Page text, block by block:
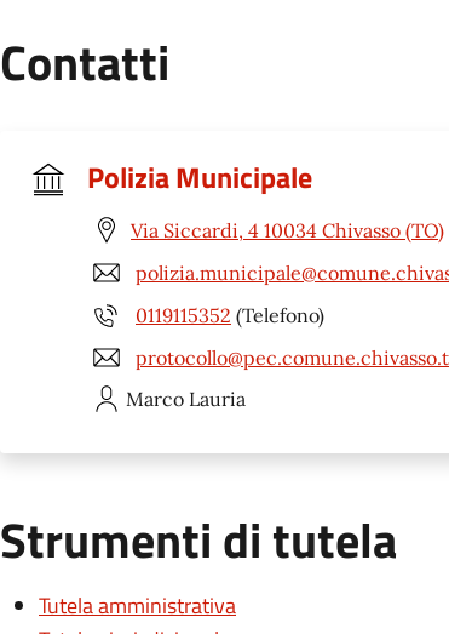
Contatti
Polizia Municipale
Via Siccardi, 4 10034 Chivasso (TO)
0119115352 (Telefono)
Marco Lauria
Strumenti di tutela
Tutela amministrativa